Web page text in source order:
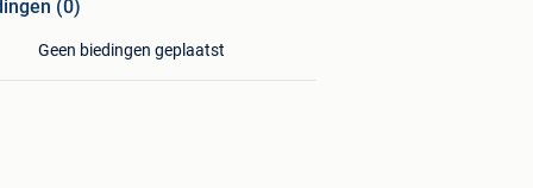
(0)
Geen biedingen geplaatst